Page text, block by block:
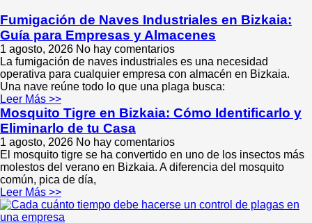
Fumigación de Naves Industriales en Bizkaia:
Guía para Empresas y Almacenes
1 agosto, 2026 No hay comentarios
La fumigación de naves industriales es una necesidad
operativa para cualquier empresa con almacén en Bizkaia.
Una nave reúne todo lo que una plaga busca:
Leer Más >>
Mosquito Tigre en Bizkaia: Cómo Identificarlo y
Eliminarlo de tu Casa
1 agosto, 2026 No hay comentarios
El mosquito tigre se ha convertido en uno de los insectos más
molestos del verano en Bizkaia. A diferencia del mosquito
común, pica de día,
Leer Más >>